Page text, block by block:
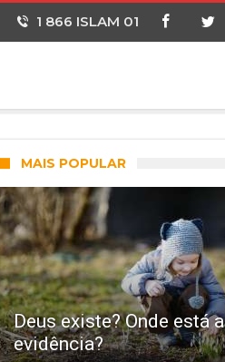
1 866 ISLAM 01
MAIS POPULAR
Deus existe? Onde está a
evidência?